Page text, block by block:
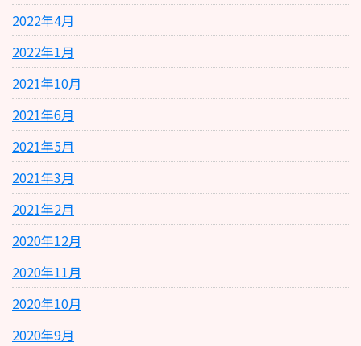
2022年4月
2022年1月
2021年10月
2021年6月
2021年5月
2021年3月
2021年2月
2020年12月
2020年11月
2020年10月
2020年9月